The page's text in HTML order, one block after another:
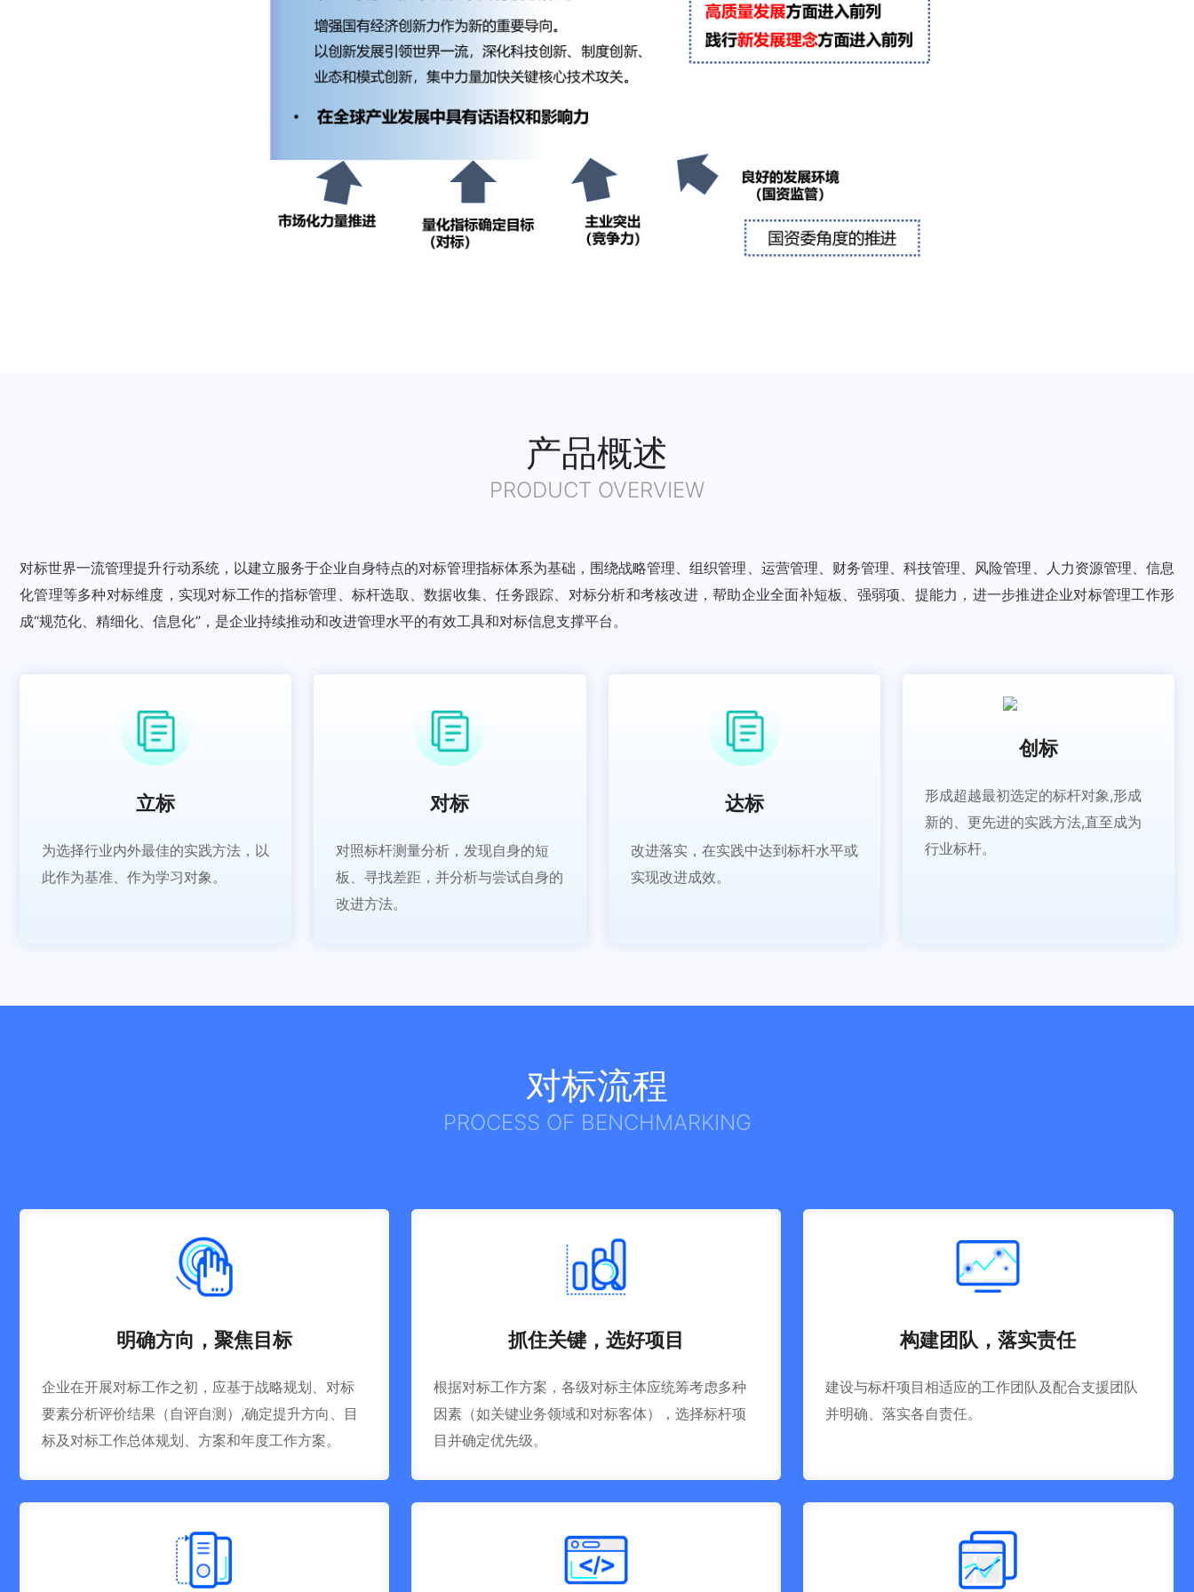
产品概述
PRODUCT OVERVIEW
对标世界一流管理提升行动系统，以建立服务于企业自身特点的对标管理指标体系为基础，围绕战略管理、组织管理、运营管理、财务管理、科技管理、风险管理、人力资源管理、信息
化管理等多种对标维度，实现对标工作的指标管理、标杆选取、数据收集、任务跟踪、对标分析和考核改进，帮助企业全面补短板、强弱项、提能力，进一步推进企业对标管理工作形
成“规范化、精细化、信息化”，是企业持续推动和改进管理水平的有效工具和对标信息支撑平台。
立标
为选择行业内外最佳的实践方法，以
此作为基准、作为学习对象。
对标
对照标杆测量分析，发现自身的短
板、寻找差距，并分析与尝试自身的
改进方法。
达标
改进落实，在实践中达到标杆水平或
实现改进成效。
创标
形成超越最初选定的标杆对象,形成
新的、更先进的实践方法,直至成为
行业标杆。
对标流程
PROCESS OF BENCHMARKING
明确方向，聚焦目标
企业在开展对标工作之初，应基于战略规划、对标
要素分析评价结果（自评自测）,确定提升方向、目
标及对标工作总体规划、方案和年度工作方案。
抓住关键，选好项目
根据对标工作方案，各级对标主体应统筹考虑多种
因素（如关键业务领域和对标客体），选择标杆项
目并确定优先级。
构建团队，落实责任
建设与标杆项目相适应的工作团队及配合支援团队
并明确、落实各自责任。